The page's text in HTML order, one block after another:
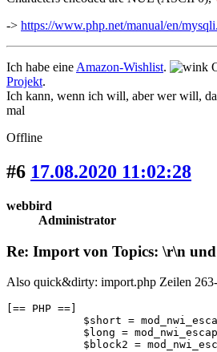
-> https://www.php.net/manual/en/
Ich habe eine Amazon-Wishlist.
Projekt.
Ich kann, wenn ich will, aber wer will,
mal
Offline
#6 17.08.2020 11:02:28
webbird
Administrator
Re: Import von Topics: \r\n
Also quick&dirty: import.php Zeilen
[== PHP ==]
$short =
$long =
$block2 =